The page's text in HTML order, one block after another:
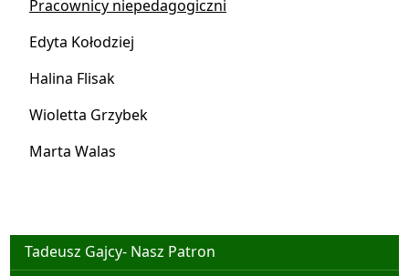
Pracownicy niepedagogiczni
Edyta Kołodziej
Halina Flisak
Wioletta Grzybek
Marta Walas
Nasz Patron
Tadeusz Gajcy- Nasz Patron